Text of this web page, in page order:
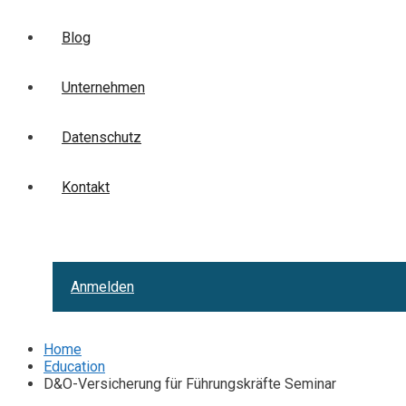
Blog
Unternehmen
Datenschutz
Kontakt
Anmelden
Home
Education
D&O-Versicherung für Führungskräfte Seminar